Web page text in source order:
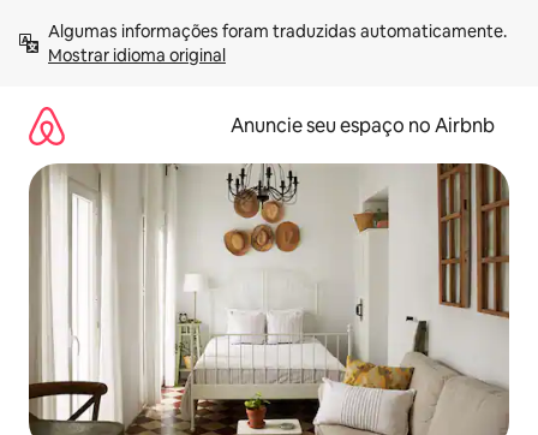
para
Mostrar idioma original
Anuncie seu espaço no Airbnb